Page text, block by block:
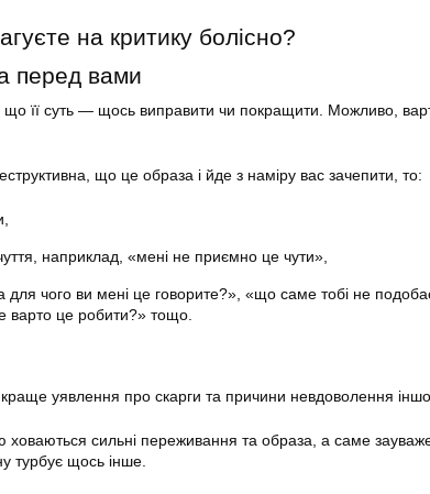
на критику болісно?
перед вами
що її суть — щось виправити чи покращити. Можливо,
що це образа і йде з наміру вас зачепити, то:
наприклад, «мені не приємно це чути»,
для чого ви мені це говорите?», «що саме тобі не
варто це робити?» тощо.
уявлення про скарги та причини невдоволення
ховаються сильні переживання та образа, а саме
турбує щось інше.